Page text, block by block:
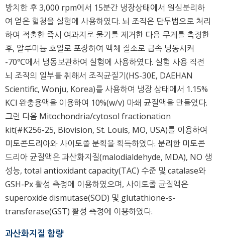
방치한 후 3,000 rpm에서 15분간 냉장상태에서 원심분리하
여 얻은 혈청을 실험에 사용하였다. 뇌 조직은 단두법으로 처리
하여 적출한 즉시 여과지로 물기를 제거한 다음 무게를 측정한
후, 알루미늄 호일로 포장하여 액체 질소로 급속 냉동시켜
-70℃에서 냉동보관하여 실험에 사용하였다. 실험 사용 직전
뇌 조직의 일부를 취해서 조직균질기(HS-30E, DAEHAN
Scientific, Wonju, Korea)를 사용하여 냉장 상태에서 1.15%
KCl 완충용액을 이용하여 10%(w/v) 마쇄 균질액을 만들었다.
그런 다음 Mitochondria/cytosol fractionation
kit(#K256-25, Biovision, St. Louis, MO, USA)를 이용하여
미토콘드리아와 사이토졸 분획을 획득하였다. 분리한 미토콘
드리아 균질액은 과산화지질(malodialdehyde, MDA), NO 생
성능, total antioxidant capacity(TAC) 수준 및 catalase와
GSH-Px 활성 측정에 이용하였으며, 사이토졸 균질액은
superoxide dismutase(SOD) 및 glutathione-s-
transferase(GST) 활성 측정에 이용하였다.
과산화지질 함량